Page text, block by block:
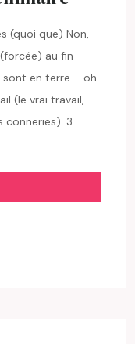
(quoi que) Non,
au fin
sont en terre – oh
(le vrai travail,
conneries). 3